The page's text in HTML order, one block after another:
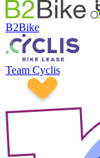
B2Bike
Team Cyclis